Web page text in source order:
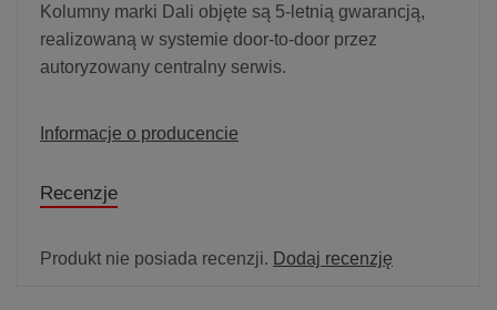
Kolumny marki Dali objęte są 5-letnią gwarancją,
realizowaną w systemie door-to-door przez
autoryzowany centralny serwis.
Informacje o producencie
Recenzje
Produkt nie posiada recenzji. Dodaj recenzję